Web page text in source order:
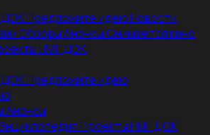
Предложите идеюНовости
ОбзорыАнонсыСнимается кино
НМГ ДОК
Предложите идею
Анонсы
Проекты НМГ ДОК